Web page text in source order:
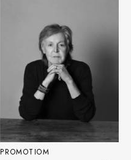
PROMOTIOM